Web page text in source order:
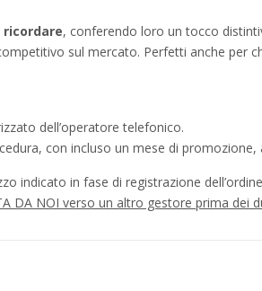
, conferendo loro un tocco
sul mercato. Perfetti anche per
dell’operatore telefonico.
con incluso un mese di promozione,
indicato in fase di registrazione
DA NOI verso un altro gestore prima dei